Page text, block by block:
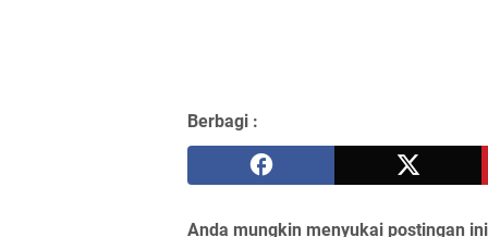
Berbagi :
Anda mungkin menyukai postingan